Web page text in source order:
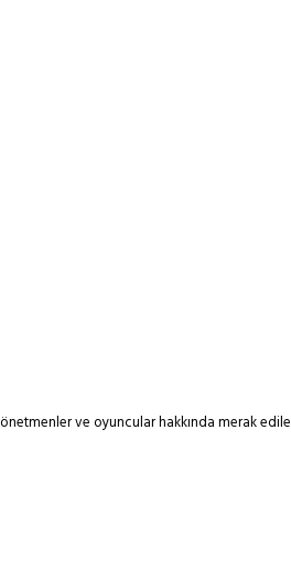
ve oyuncular hakkında merak